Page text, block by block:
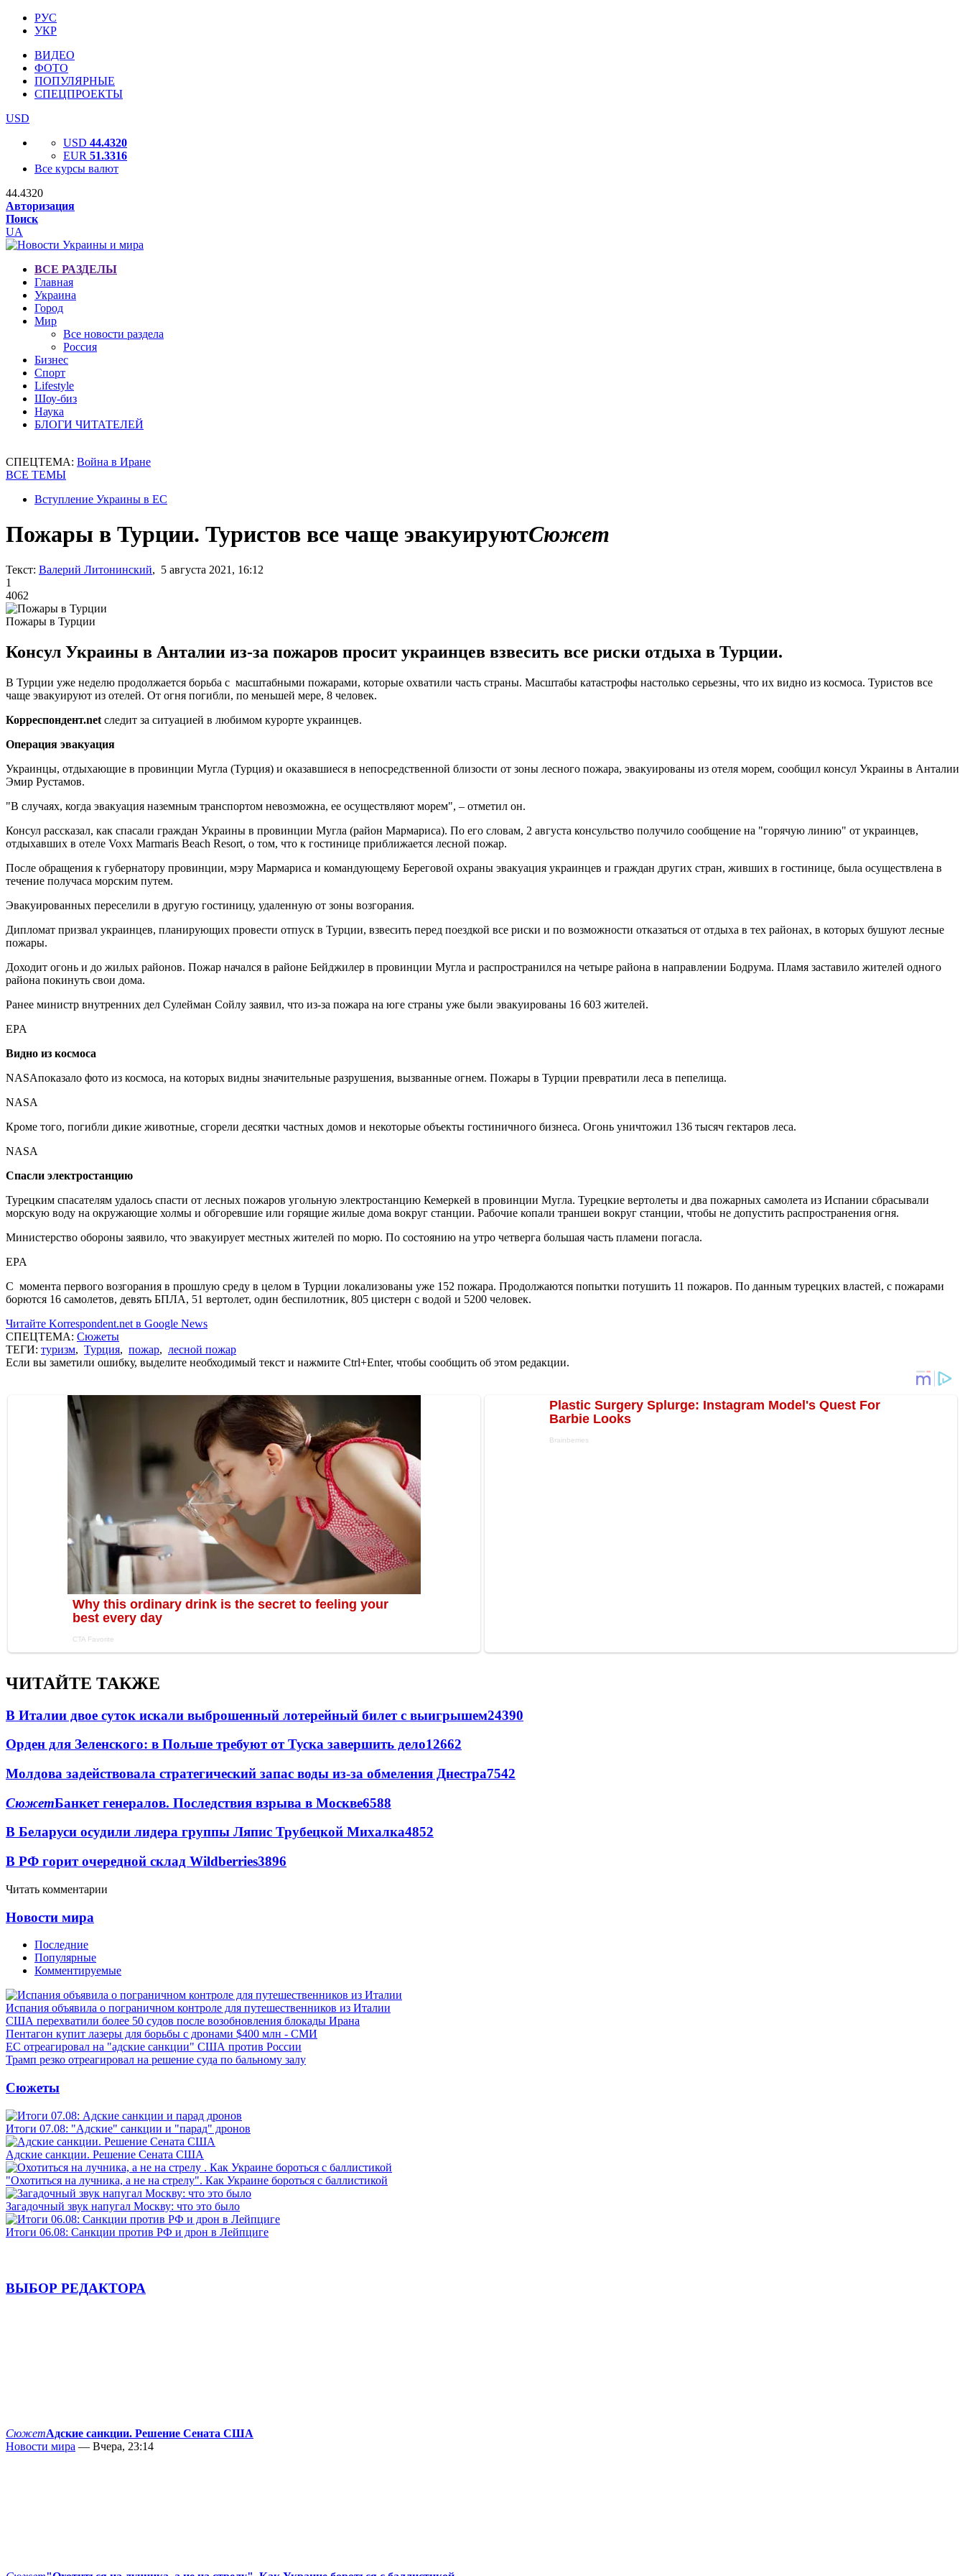
РУС
УКР
ВИДЕО
ФОТО
ПОПУЛЯРНЫЕ
СПЕЦПРОЕКТЫ
USD
USD 44.4320
EUR 51.3316
Все курсы валют
44.4320
Авторизация
Поиск
UA
ВСЕ РАЗДЕЛЫ
Главная
Украина
Город
Мир
Все новости раздела
Россия
Бизнес
Спорт
Lifestyle
Шоу-биз
Наука
БЛОГИ ЧИТАТЕЛЕЙ
СПЕЦТЕМА: Война в Иране
ВСЕ ТЕМЫ
Вступление Украины в ЕС
Пожары в Турции. Туристов все чаще эвакуируютСюжет
Текст: Валерий Литонинский, 5 августа 2021, 16:12
1
4062
Пожары в Турции
Консул Украины в Анталии из-за пожаров просит украинцев взвесить все риски отдыха в Турции.
В Турции уже неделю продолжается борьба с масштабными пожарами, которые охватили часть страны. Масштабы катастрофы настолько серьезны, что их видно из космоса. Туристов все
чаще эвакуируют из отелей. От огня погибли, по меньшей мере, 8 человек.
Корреспондент.net следит за ситуацией в любимом курорте украинцев.
Операция эвакуация
Украинцы, отдыхающие в провинции Мугла (Турция) и оказавшиеся в непосредственной близости от зоны лесного пожара, эвакуированы из отеля морем, сообщил консул Украины в Анталии
Эмир Рустамов.
"В случаях, когда эвакуация наземным транспортом невозможна, ее осуществляют морем", – отметил он.
Консул рассказал, как спасали граждан Украины в провинции Мугла (район Мармариса). По его словам, 2 августа консульство получило сообщение на "горячую линию" от украинцев,
отдыхавших в отеле Voxx Marmaris Beach Resort, о том, что к гостинице приближается лесной пожар.
После обращения к губернатору провинции, мэру Мармариса и командующему Береговой охраны эвакуация украинцев и граждан других стран, живших в гостинице, была осуществлена в
течение получаса морским путем.
Эвакуированных переселили в другую гостиницу, удаленную от зоны возгорания.
Дипломат призвал украинцев, планирующих провести отпуск в Турции, взвесить перед поездкой все риски и по возможности отказаться от отдыха в тех районах, в которых бушуют лесные
пожары.
Доходит огонь и до жилых районов. Пожар начался в районе Бейджилер в провинции Мугла и распространился на четыре района в направлении Бодрума. Пламя заставило жителей одного
района покинуть свои дома.
Ранее министр внутренних дел Сулейман Сойлу заявил, что из-за пожара на юге страны уже были эвакуированы 16 603 жителей.
EPA
Видно из космоса
NASAпоказало фото из космоса, на которых видны значительные разрушения, вызванные огнем. Пожары в Турции превратили леса в пепелища.
NASA
Кроме того, погибли дикие животные, сгорели десятки частных домов и некоторые объекты гостиничного бизнеса. Огонь уничтожил 136 тысяч гектаров леса.
NASA
Спасли электростанцию
Турецким спасателям удалось спасти от лесных пожаров угольную электростанцию ​​Кемеркей в провинции Мугла. Турецкие вертолеты и два пожарных самолета из Испании сбрасывали
морскую воду на окружающие холмы и обгоревшие или горящие жилые дома вокруг станции. Рабочие копали траншеи вокруг станции, чтобы не допустить распространения огня.
Министерство обороны заявило, что эвакуирует местных жителей по морю. По состоянию на утро четверга большая часть пламени погасла.
EPA
С момента первого возгорания в прошлую среду в целом в Турции локализованы уже 152 пожара. Продолжаются попытки потушить 11 пожаров. По данным турецких властей, с пожарами
борются 16 самолетов, девять БПЛА, 51 вертолет, один беспилотник, 805 цистерн с водой и 5200 человек.
Читайте Korrespondent.net в Google News
СПЕЦТЕМА: Сюжеты
ТЕГИ: туризм, Турция, пожар, лесной пожар
Если вы заметили ошибку, выделите необходимый текст и нажмите Ctrl+Enter, чтобы сообщить об этом редакции.
ЧИТАЙТЕ ТАКЖЕ
В Италии двое суток искали выброшенный лотерейный билет с выигрышем24390
Орден для Зеленского: в Польше требуют от Туска завершить дело12662
Молдова задействовала стратегический запас воды из-за обмеления Днестра7542
СюжетБанкет генералов. Последствия взрыва в Москве6588
В Беларуси осудили лидера группы Ляпис Трубецкой Михалка4852
В РФ горит очередной склад Wildberries3896
Читать комментарии
Новости мира
Последние
Популярные
Комментируемые
Испания объявила о пограничном контроле для путешественников из Италии
США перехватили более 50 судов после возобновления блокады Ирана
Пентагон купит лазеры для борьбы с дронами $400 млн - СМИ
ЕС отреагировал на "адские санкции" США против России
Трамп резко отреагировал на решение суда по бальному залу
Сюжеты
Итоги 07.08: "Адские" санкции и "парад" дронов
Адские санкции. Решение Сената США
"Охотиться на лучника, а не на стрелу". Как Украине бороться с баллистикой
Загадочный звук напугал Москву: что это было
Итоги 06.08: Санкции против РФ и дрон в Лейпциге
ВЫБОР РЕДАКТОРА
СюжетАдские санкции. Решение Сената США
Новости мира — Вчера, 23:14